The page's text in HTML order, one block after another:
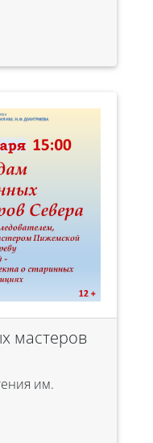
мастеров
им.